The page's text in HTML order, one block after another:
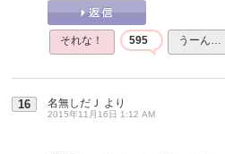
それな！ 595 うーん…
16 名無しだＪ より
2015年11月16日 1:12 AM